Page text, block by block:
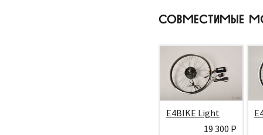
СОВМЕСТИМЫЕ
E4BIKE Light
19 300 Р